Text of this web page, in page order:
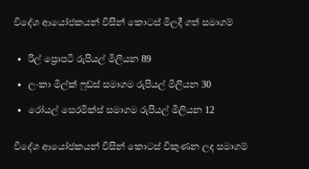
විදේශ ආයෝජකයන් විසින් කොටස් මිලදී ගත් සමාගම්
රිල් ප්‍රොපටි රුපියල් මිලියන 89
ලංකා මිල්ක් ෆුඩ්ස් සමාගම රුපියල් මිලියන 30
රෝයල් සෙරමික්ස් සමාගම රුපියල් මිලියන 12
විදේශ ආයෝජකයන් විසින් කොටස් විකුණන ලද සමාගම්